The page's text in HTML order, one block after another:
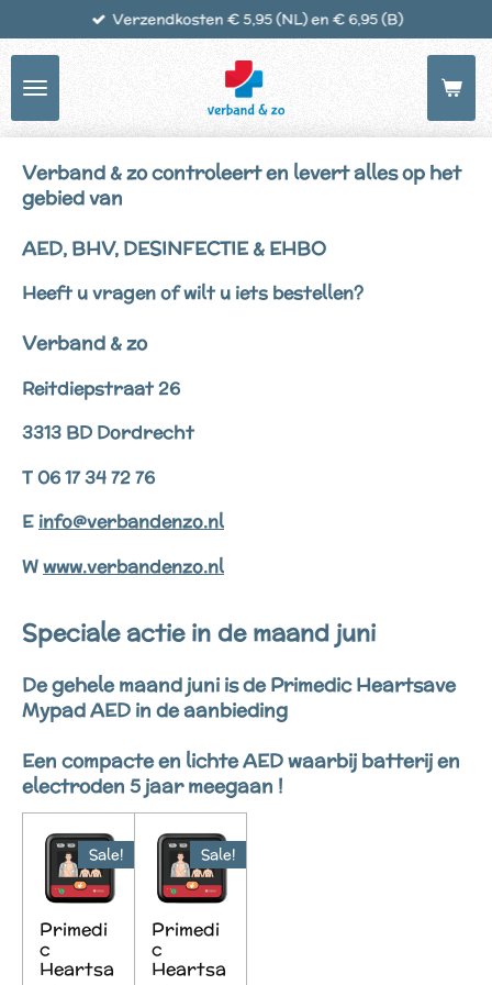
de
hoofdinhoud
Verzendkosten € 5,95 (NL) en € 6,95 (B)
Verband & zo controleert en levert alles op het
gebied van
AED, BHV, DESINFECTIE & EHBO
Heeft u vragen of wilt u iets bestellen?
Verband & zo
Reitdiepstraat 26
3313 BD Dordrecht
T 06 17 34 72 76
E info@verbandenzo.nl
Wwww.verbandenzo.nl
Speciale actie in de maand juni
De gehele maand juni is de Primedic Heartsave
Mypad AED in de aanbieding
Een compacte en lichte AED waarbij batterij en
electroden 5 jaar meegaan !
Sale!
Primedi
c
Heartsa
Sale!
Primedi
c
Heartsa